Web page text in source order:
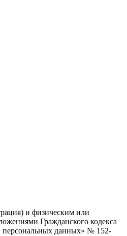
и физическим или
Гражданского кодекса
персональных данных» № 152-